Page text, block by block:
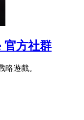
官方社群
略遊戲。